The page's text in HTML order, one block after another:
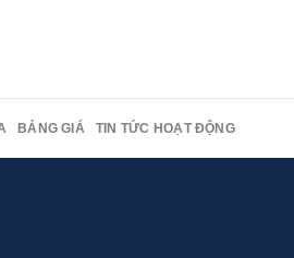
BẢNG GIÁ TIN TỨC HOẠT ĐỘNG